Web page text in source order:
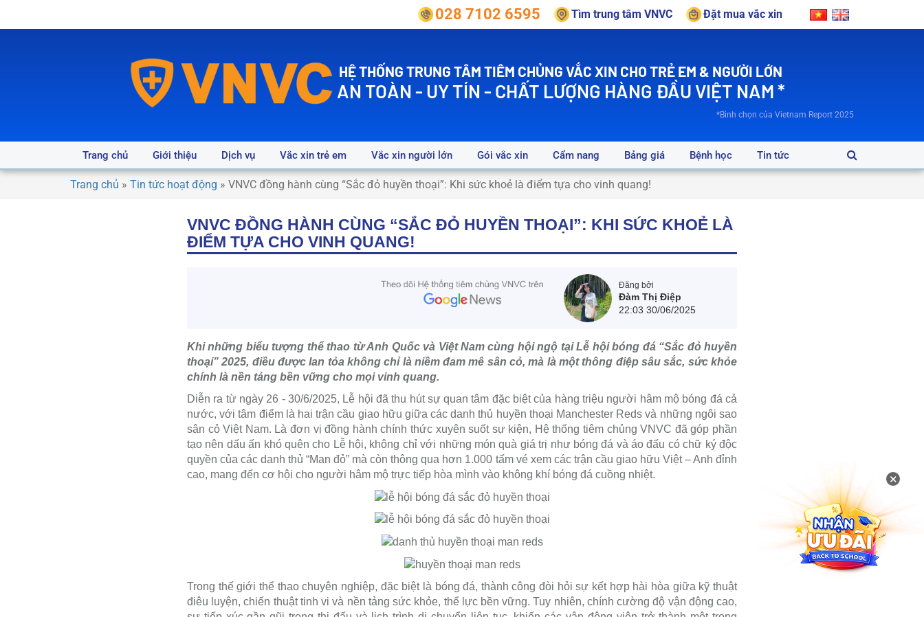
028 7102 6595 Tìm trung tâm VNVC Đặt mua vắc xin
HỆ THỐNG TRUNG TÂM TIÊM CHỦNG VẮC XIN CHO TRẺ EM & NGƯỜI LỚN
AN TOÀN - UY TÍN - CHẤT LƯỢNG HÀNG ĐẦU VIỆT NAM *
*Bình chọn của Vietnam Report 2025
Trang chủ Giới thiệu Dịch vụ Vắc xin trẻ em Vắc xin người lớn Gói vắc xin Cẩm nang Bảng giá Bệnh học Tin tức
Trang chủ » Tin tức hoạt động » VNVC đồng hành cùng “Sắc đỏ huyền thoại”: Khi sức khoẻ là điểm tựa cho vinh quang!
VNVC ĐỒNG HÀNH CÙNG “SẮC ĐỎ HUYỀN THOẠI”: KHI SỨC KHOẺ LÀ
ĐIỂM TỰA CHO VINH QUANG!
Đăng bởi
Đàm Thị Điệp
22:03 30/06/2025
Khi những biểu tượng thể thao từ Anh Quốc và Việt Nam cùng hội ngộ tại Lễ hội bóng đá “Sắc đỏ huyền
thoại” 2025, điều được lan tỏa không chỉ là niềm đam mê sân cỏ, mà là một thông điệp sâu sắc, sức khỏe
chính là nền tảng bền vững cho mọi vinh quang.
Diễn ra từ ngày 26 - 30/6/2025, Lễ hội đã thu hút sự quan tâm đặc biệt của hàng triệu người hâm mộ bóng đá cả
nước, với tâm điểm là hai trận cầu giao hữu giữa các danh thủ huyền thoại Manchester Reds và những ngôi sao
sân cỏ Việt Nam. Là đơn vị đồng hành chính thức xuyên suốt sự kiện, Hệ thống tiêm chủng VNVC đã góp phần
tạo nên dấu ấn khó quên cho Lễ hội, không chỉ với những món quà giá trị như bóng đá và áo đấu có chữ ký độc
quyền của các danh thủ “Man đỏ” mà còn thông qua hơn 1.000 tấm vé xem các trận cầu giao hữu Việt – Anh đỉnh
cao, mang đến cơ hội cho người hâm mộ trực tiếp hòa mình vào không khí bóng đá cuồng nhiệt.
Trong thế giới thể thao chuyên nghiệp, đặc biệt là bóng đá, thành công đòi hỏi sự kết hợp hài hòa giữa kỹ thuật
điêu luyện, chiến thuật tinh vi và nền tảng sức khỏe, thể lực bền vững. Tuy nhiên, chính cường độ vận động cao,
×